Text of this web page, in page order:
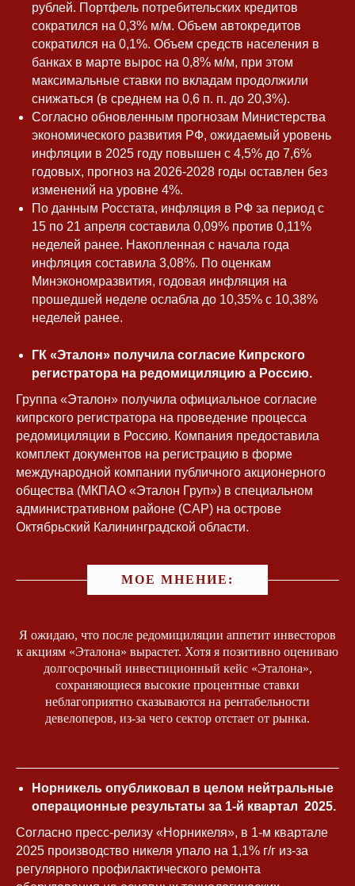
рублей. Портфель потребительских кредитов
сократился на 0,3% м/м. Объем автокредитов
сократился на 0,1%. Объем средств населения в
банках в марте вырос на 0,8% м/м, при этом
максимальные ставки по вкладам продолжили
снижаться (в среднем на 0,6 п. п. до 20,3%).
Согласно обновленным прогнозам Министерства
экономического развития РФ, ожидаемый уровень
инфляции в 2025 году повышен с 4,5% до 7,6%
годовых, прогноз на 2026-2028 годы оставлен без
изменений на уровне 4%.
По данным Росстата, инфляция в РФ за период с
15 по 21 апреля составила 0,09% против 0,11%
неделей ранее. Накопленная с начала года
инфляция составила 3,08%. По оценкам
Минэкономразвития, годовая инфляция на
прошедшей неделе ослабла до 10,35% с 10,38%
неделей ранее.
ГК «Эталон» получила согласие Кипрского
регистратора на редомициляцию а Россию.
Группа «Эталон» получила официальное согласие
кипрского регистратора на проведение процесса
редомициляции в Россию. Компания предоставила
комплект документов на регистрацию в форме
международной компании публичного акционерного
общества (МКПАО «Эталон Груп») в специальном
административном районе (САР) на острове
Октябрьский Калининградской области.
МОЕ МНЕНИЕ:
Я ожидаю, что после редомициляции аппетит инвесторов
к акциям «Эталона» вырастет. Хотя я позитивно оцениваю
долгосрочный инвестиционный кейс «Эталона»,
сохраняющиеся высокие процентные ставки
неблагоприятно сказываются на рентабельности
девелоперов, из-за чего сектор отстает от рынка.
Норникель опубликовал в целом нейтральные
операционные результаты за 1-й квартал 2025.
Согласно пресс-релизу «Норникеля», в 1-м квартале
2025 производство никеля упало на 1,1% г/г из-за
регулярного профилактического ремонта